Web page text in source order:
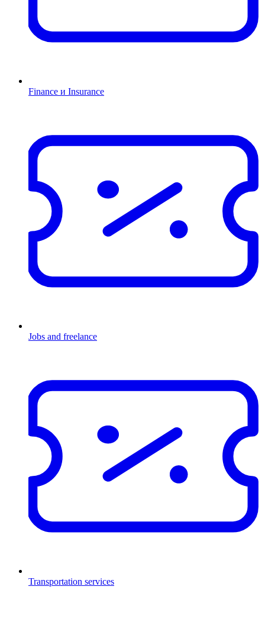
Finance и Insurance
Jobs and freelance
Transportation services